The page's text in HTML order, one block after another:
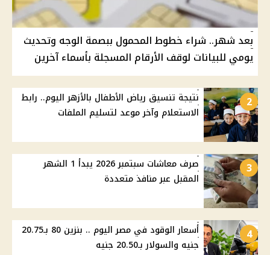
بعد شهر.. شراء خطوط المحمول ببصمة الوجه وتحديث
يومي للبيانات لوقف الأرقام المسجلة بأسماء آخرين
2
نتيجة تنسيق رياض الأطفال بالأزهر اليوم.. رابط
الاستعلام وآخر موعد لتسليم الملفات
3
صرف معاشات سبتمبر 2026 يبدأ 1 الشهر
المقبل عبر منافذ متعددة
4
أسعار الوقود في مصر اليوم .. بنزين 80 بـ20.75
جنيه والسولار بـ20.50 جنيه